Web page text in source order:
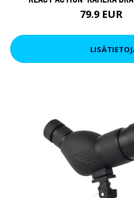
79.9 EUR